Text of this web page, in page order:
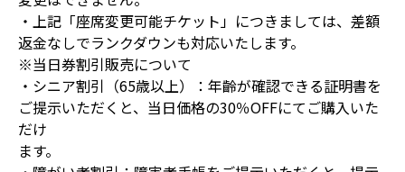
・上記「座席変更可能チケット」につきましては、差額
返金なしでランクダウンも対応いたします。
※当日券割引販売について
・シニア割引（65歳以上）：年齡が確認できる証明書を
ご提示いただくと、当日価格の30％OFFにてご購入いた
だけ
ます。